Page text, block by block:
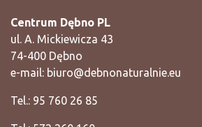
Centrum Dębno PL
ul. A. Mickiewicza 43
74-400 Dębno
e-mail: biuro@debnonaturalnie.eu
Tel.: 95 760 26 85